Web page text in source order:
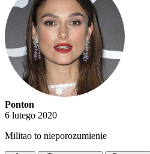
Ponton
6 lutego 2020
Militao to nieporozumienie